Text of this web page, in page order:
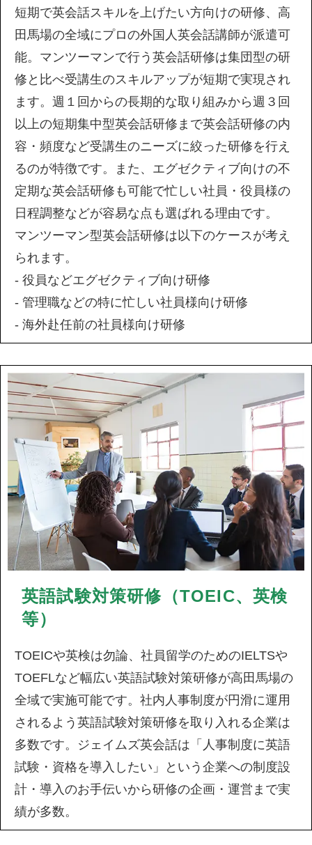
短期で英会話スキルを上げたい方向けの研修、高
田馬場の全域にプロの外国人英会話講師が派遣可
能。マンツーマンで行う英会話研修は集団型の研
修と比べ受講生のスキルアップが短期で実現され
ます。週１回からの長期的な取り組みから週３回
以上の短期集中型英会話研修まで英会話研修の内
容・頻度など受講生のニーズに絞った研修を行え
るのが特徴です。また、エグゼクティブ向けの不
定期な英会話研修も可能で忙しい社員・役員様の
日程調整などが容易な点も選ばれる理由です。
マンツーマン型英会話研修は以下のケースが考え
られます。
- 役員などエグゼクティブ向け研修
- 管理職などの特に忙しい社員様向け研修
- 海外赴任前の社員様向け研修
英語試験対策研修（TOEIC、英検
等）
TOEICや英検は勿論、社員留学のためのIELTSや
TOEFLなど幅広い英語試験対策研修が高田馬場の
全域で実施可能です。社内人事制度が円滑に運用
されるよう英語試験対策研修を取り入れる企業は
多数です。ジェイムズ英会話は「人事制度に英語
試験・資格を導入したい」という企業への制度設
計・導入のお手伝いから研修の企画・運営まで実
績が多数。